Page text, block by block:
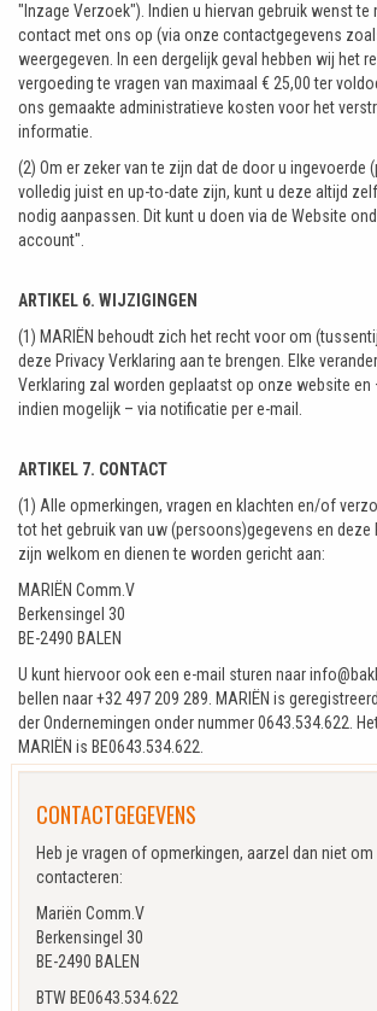
"Inzage Verzoek"). Indien u hiervan gebruik wenst te
contact met ons op (via onze contactgegevens
weergegeven. In een dergelijk geval hebben wij het
vergoeding te vragen van maximaal € 25,00 ter
ons gemaakte administratieve kosten voor het
informatie.
(2) Om er zeker van te zijn dat de door u ingevoerde
volledig juist en up-to-date zijn, kunt u deze altijd
nodig aanpassen. Dit kunt u doen via de Website
account".
ARTIKEL 6. WIJZIGINGEN
(1) MARIËN behoudt zich het recht voor om
deze Privacy Verklaring aan te brengen. Elke
Verklaring zal worden geplaatst op onze website en
indien mogelijk – via notificatie per e-mail.
ARTIKEL 7. CONTACT
(1) Alle opmerkingen, vragen en klachten en/of
tot het gebruik van uw (persoons)gegevens en deze
zijn welkom en dienen te worden gericht aan:
MARIËN Comm.V
Berkensingel 30
BE-2490 BALEN
U kunt hiervoor ook een e-mail sturen naar
bellen naar +32 497 209 289. MARIËN is
der Ondernemingen onder nummer 0643.534.622.
MARIËN is BE0643.534.622.
CONTACTGEGEVENS
Heb je vragen of opmerkingen, aarzel dan niet
contacteren:
Mariën Comm.V
Berkensingel 30
BE-2490 BALEN
BTW BE0643.534.622